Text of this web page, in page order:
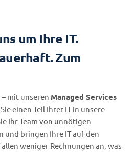
um Ihre IT.
Zum
mit unseren Managed Services
einen Teil Ihrer IT in unsere
Ihr Team von unnötigen
und bringen Ihre IT auf den
weniger Rechnungen an, was